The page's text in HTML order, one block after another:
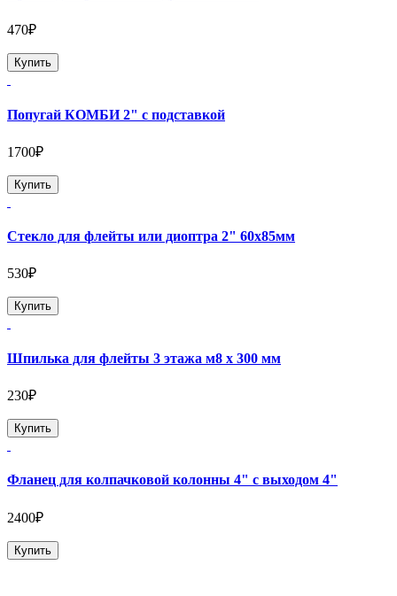
470₽
Купить
Попугай КОМБИ 2" с подставкой
1700₽
Купить
Стекло для флейты или диоптра 2" 60х85мм
530₽
Купить
Шпилька для флейты 3 этажа м8 х 300 мм
230₽
Купить
Фланец для колпачковой колонны 4" с выходом 4"
2400₽
Купить